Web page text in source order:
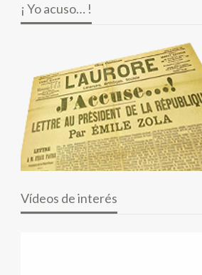
¡ Yo acuso… !
Vídeos de interés